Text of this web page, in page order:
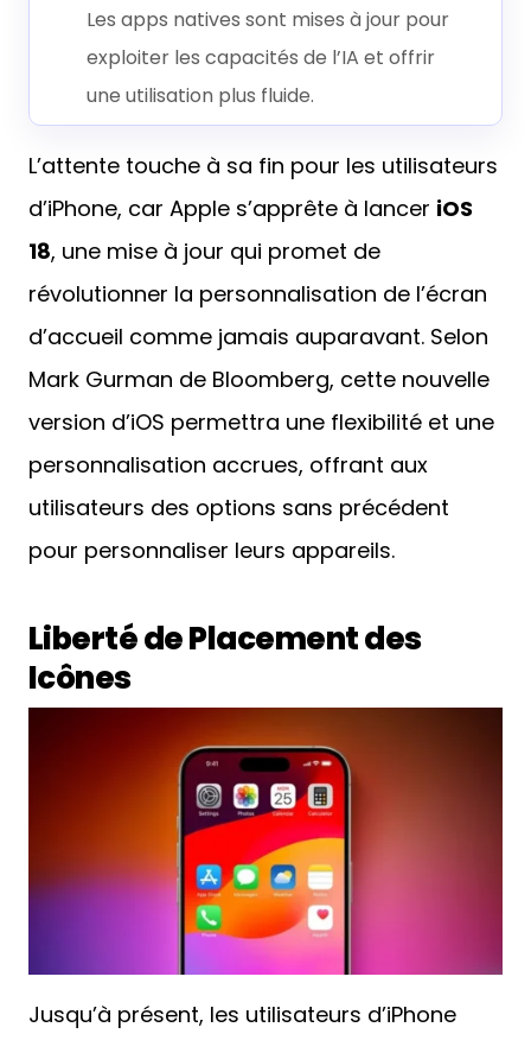
Les apps natives sont mises à jour pour
exploiter les capacités de l’IA et offrir
une utilisation plus fluide.
L’attente touche à sa fin pour les utilisateurs
d’iPhone, car Apple s’apprête à lancer iOS
18, une mise à jour qui promet de
révolutionner la personnalisation de l’écran
d’accueil comme jamais auparavant. Selon
Mark Gurman de Bloomberg, cette nouvelle
version d’iOS permettra une flexibilité et une
personnalisation accrues, offrant aux
utilisateurs des options sans précédent
pour personnaliser leurs appareils.
Liberté de Placement des
Icônes
Jusqu’à présent, les utilisateurs d’iPhone